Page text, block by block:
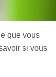
que vous
si vous